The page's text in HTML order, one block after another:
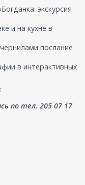
экскурсия
и на кухне в
послание
в интерактивных
по тел. 205 07 17